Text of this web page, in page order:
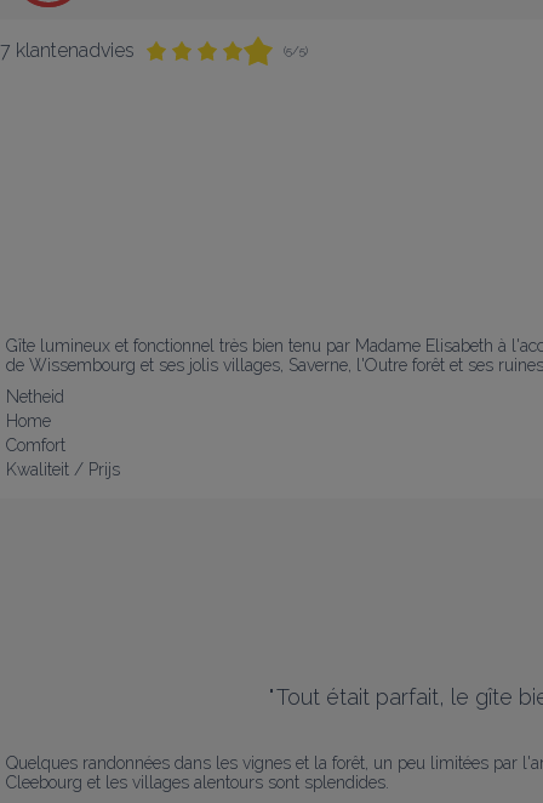
7 klantenadvies (5/5)
Gîte lumineux et fonctionnel très bien tenu par Madame Elisabeth à
de Wissembourg et ses jolis villages, Saverne, l'Outre forêt et ses
Netheid
Home
Comfort
Kwaliteit / Prijs
"Tout était parfait, le gîte
Quelques randonnées dans les vignes et la forêt, un peu limitées par
Cleebourg et les villages alentours sont splendides.